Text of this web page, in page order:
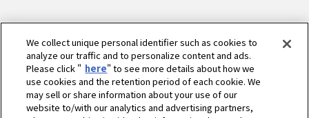
We collect unique personal identifier such as cookies to
analyze our traffic and to personalize content and ads.
Please click " here" to see more details about how we
use cookies and the retention period of each cookie. We
may sell or share information about your use of our
website to/with our analytics and advertising partners,